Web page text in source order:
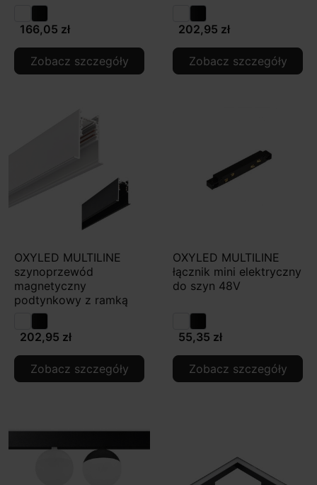
166,05 zł
Zobacz szczegóły
202,95 zł
Zobacz szczegóły
OXYLED MULTILINE
szynoprzewód
magnetyczny
podtynkowy z ramką
202,95 zł
Zobacz szczegóły
OXYLED MULTILINE
łącznik mini elektryczny
do szyn 48V
55,35 zł
Zobacz szczegóły